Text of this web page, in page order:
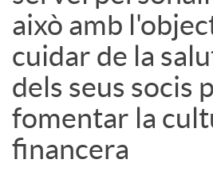
això amb
cuidar de la
dels seus socis
fomentar la
financera